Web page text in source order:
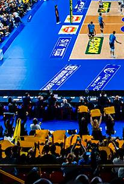
dirigenti che sono
almeno 50
o
telefonate/sms).
della cyber week
piacenza in sintesi